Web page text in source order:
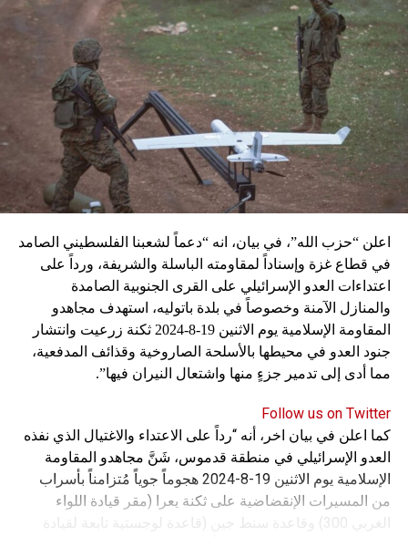
اعلن “حزب الله”، في بيان، انه “دعماً لشعبنا الفلسطيني الصامد
في قطاع غزة وإسناداً لمقاومته الباسلة ‌‏‌‏‌والشريفة، ورداً على
اعتداءات العدو الإسرائيلي على القرى الجنوبية الصامدة
والمنازل الآمنة وخصوصاً في بلدة باتوليه، استهدف مجاهدو
المقاومة الإسلامية يوم الاثنين 19-8-2024 ثكنة زرعيت وانتشار
جنود العدو في محيطها بالأسلحة الصاروخية وقذائف المدفعية،
مما أدى إلى تدمير جزءٍ منها واشتعال النيران فيها”.
Follow us on Twitter
كما اعلن في بيان اخر، أنه “رداً على الاعتداء والاغتيال الذي نفذه
العدو الإسرائيلي في منطقة قدموس، شَنَّ مجاهدو المقاومة
الإسلامية يوم الاثنين 19-8-2024 هجوماً جوياً مُتزامناً بأسراب
من المسيرات الإنقضاضية على ثكنة يعرا (مقر قيادة اللواء
الغربي 300) وقاعدة سنط جين (قاعدة لوجستية تابعة لقيادة